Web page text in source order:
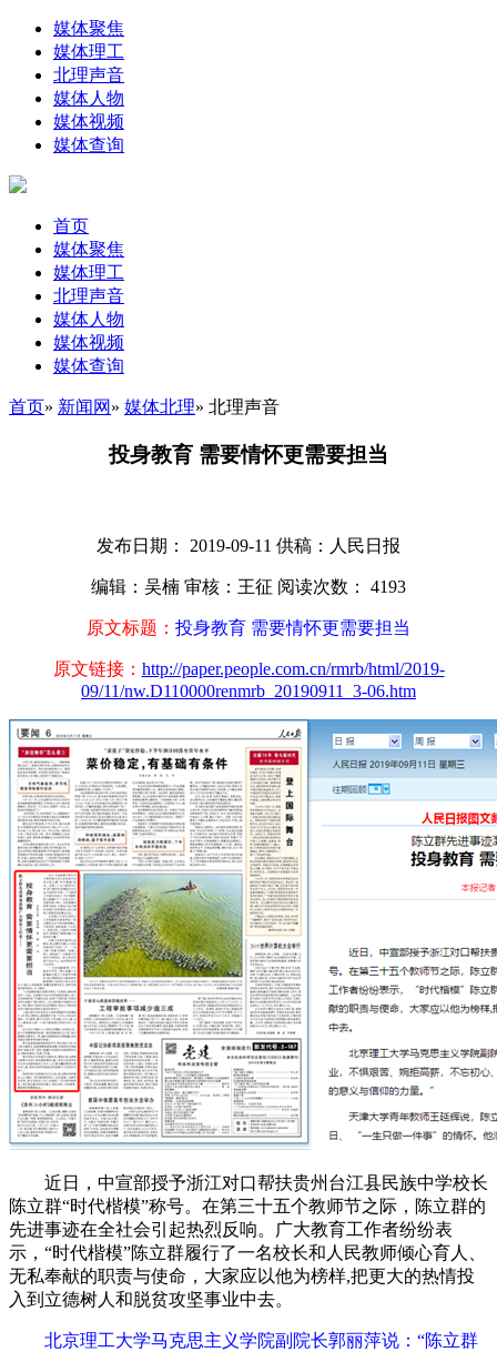
媒体聚焦
媒体理工
北理声音
媒体人物
媒体视频
媒体查询
首页
媒体聚焦
媒体理工
北理声音
媒体人物
媒体视频
媒体查询
首页» 新闻网 » 媒体北理» 北理声音
投身教育 需要情怀更需要担当
发布日期： 2019-09-11 供稿：人民日报
编辑：吴楠 审核：王征 阅读次数： 4193
原文标题： 投身教育 需要情怀更需要担当
原文链接： http://paper.people.com.cn/rmrb/html/2019-
09/11/nw.D110000renmrb_20190911_3-06.htm
近日，中宣部授予浙江对口帮扶贵州台江县民族中学校长
陈立群“时代楷模”称号。在第三十五个教师节之际，陈立群的
先进事迹在全社会引起热烈反响。广大教育工作者纷纷表
示，“时代楷模”陈立群履行了一名校长和人民教师倾心育人、
无私奉献的职责与使命，大家应以他为榜样,把更大的热情投
入到立德树人和脱贫攻坚事业中去。
北京理工大学马克思主义学院副院长郭丽萍说：“陈立群